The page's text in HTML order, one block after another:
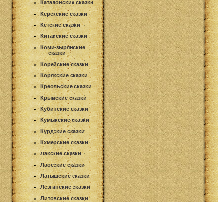
Каталонские сказки
Керекские сказки
Кетские сказки
Китайские сказки
Коми-зырянские
сказки
Корейские сказки
Корякские сказки
Креольские сказки
Крымские сказки
Кубинские сказки
Кумыкские сказки
Курдские сказки
Кхмерские сказки
Лакские сказки
Лаосские сказки
Латышские сказки
Лезгинские сказки
Литовские сказки